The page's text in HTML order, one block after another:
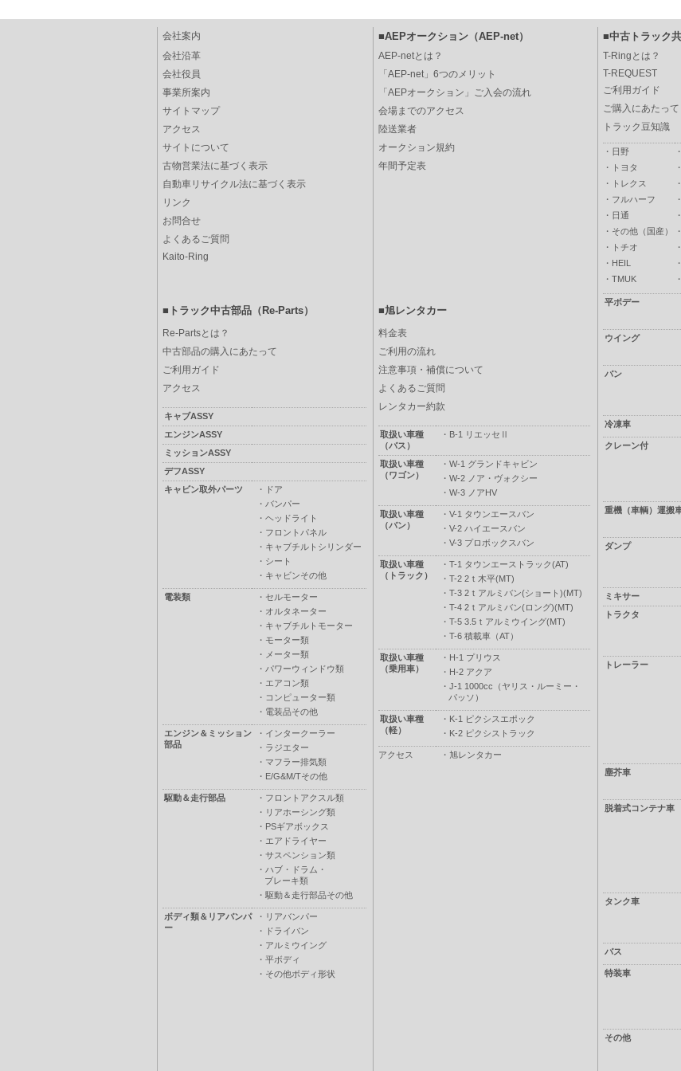
会社案内 ■AEPオークション（AEP-net） ■中古トラック
会社沿革
会社役員
事業所案内
サイトマップ
アクセス
サイトについて
古物営業法に基づく表示
自動車リサイクル法に基づく表示
リンク
お問合せ
よくあるご質問
Kaito-Ring
AEP-netとは？
「AEP-net」6つのメリット
「AEPオークション」ご入会の流れ
会場までのアクセス
陸送業者
オークション規約
年間予定表
T-Ringとは？
T-REQUEST
ご利用ガイド
ご購入にあたって
トラック豆知識
・ 日野 ・
・
トヨタ ・
・
トレクス ・
・ フルハーフ ・
・ 日通 ・
・ その他（国産） ・
・
トチオ ・
・ HEIL ・
・ TMUK ・
平ボデー
ウイング
バン
冷凍車
クレーン付
重機（車輌）運搬
ダンプ
ミキサー
トラクタ
トレーラー
塵芥車
脱着式コンテナ車
タンク車
バス
特装車
その他
■トラック中古部品（Re-Parts） ■旭レンタカー
Re-Partsとは？
中古部品の購入にあたって
ご利用ガイド
アクセス
キャブASSY
エンジンASSY
ミッションASSY
デフASSY
キャビン取外パーツ
・
ドア
・ バンパー
・ ヘッドライト
・ フロントパネル
・ キャブチルトシリンダー
・ シート
・ キャビンその他
電装類 ・ セルモーター
・ オルタネーター
・ キャブチルトモーター
・ モーター類
・ メーター類
・ パワーウィンドウ類
・ エアコン類
・ コンピューター類
・ 電装品その他
エンジン＆ミッション
部品
・ インタークーラー
・ ラジエター
・ マフラー排気類
・ E/G&M/Tその他
駆動＆走行部品 ・ フロントアクスル類
・ リアホーシング類
・ PSギアボックス
・ エアドライヤー
・ サスペンション類
・ ハブ・ドラム・
ブレーキ類
・ 駆動＆走行部品その他
ボディ類＆リアバンパ
ー
・ リアバンパー
・
ドライバン
・ アルミウイング
・ 平ボディ
・ その他ボディ形状
料金表
ご利用の流れ
注意事項・補償について
よくあるご質問
レンタカー約款
取扱い車種
（バス）
・ B-1 リエッセⅡ
取扱い車種
（ワゴン）
・ W-1 グランドキャビン
・ W-2 ノア・ヴォクシー
・ W-3 ノアHV
取扱い車種
（バン）
・ V-1 タウンエースバン
・ V-2 ハイエースバン
・ V-3 プロボックスバン
取扱い車種
（トラック）
・ T-1 タウンエーストラック(AT)
・ T-2 2ｔ木平(MT)
・ T-3 2ｔアルミバン(ショート)(MT)
・ T-4 2ｔアルミバン(ロング)(MT)
・ T-5 3.5ｔアルミウイング(MT)
・ T-6 積載車（AT）
取扱い車種
（乗用車）
・ H-1 プリウス
・ H-2 アクア
・ J-1 1000cc（ヤリス・ルーミー・
パッソ）
取扱い車種
（軽）
・ K-1 ピクシスエポック
・ K-2 ピクシストラック
アクセス ・ 旭レンタカー